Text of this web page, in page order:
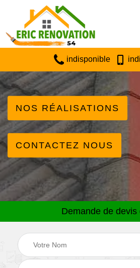
indisponible
NOS RÉALISATIONS
CONTACTEZ NOUS
Demande de devis